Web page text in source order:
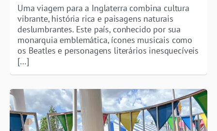
Uma viagem para a Inglaterra combina cultura
vibrante, história rica e paisagens naturais
deslumbrantes. Este país, conhecido por sua
monarquia emblemática, ícones musicais como
os Beatles e personagens literários inesquecíveis
[…]